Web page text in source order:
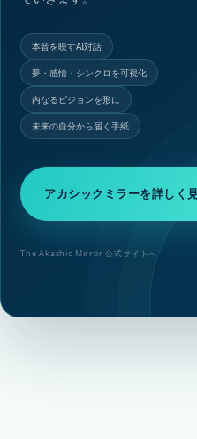
本音を映すAI対話
夢・感情・シンクロを可視化
内なるビジョンを形に
未来の自分から届く手紙
アカシックミラーを詳しく
The Akashic Mirror 公式サイトへ